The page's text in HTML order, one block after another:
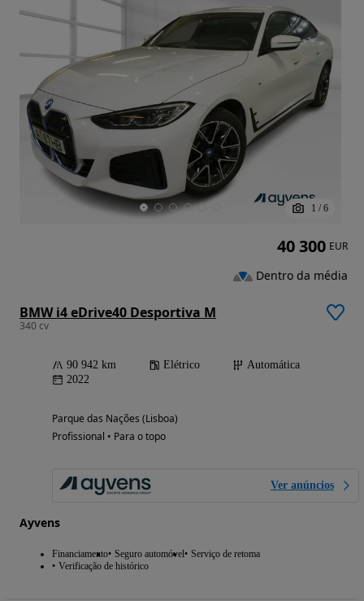
1 / 6
BMW i4 eDrive40 Desportiva M
340 cv
90 942 km Elétrico
Automática
2022
Parque das Nações (Lisboa)
Profissional • Para o topo
Ver anúncios
Ayvens
Financiamento Seguro automóvel Serviço de retoma
Verificação de histórico
40 300 EUR
Dentro da média